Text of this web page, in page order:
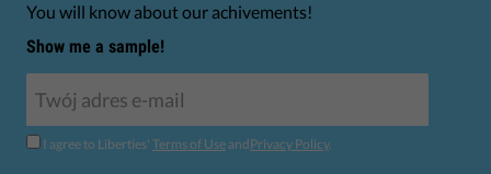
You will know about our achivements!
Show me a sample!
I agree to Liberties' Terms of Use andPrivacy Policy.